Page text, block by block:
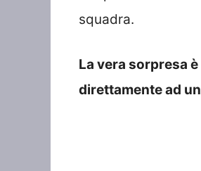
squadra.
La vera sorpresa
direttamente ad